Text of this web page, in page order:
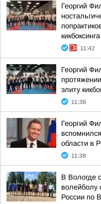
Георгий
11:42
Георгий
элиту
11:38
Георгий
области в
11:38
В Вологде
волейболу
России по